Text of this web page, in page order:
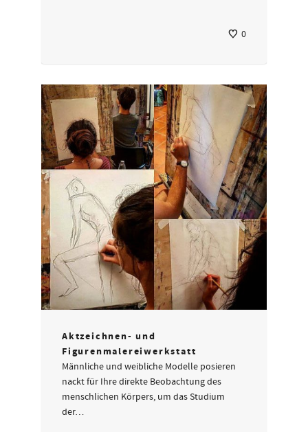
0
Aktzeichnen- und
Figurenmalereiwerkstatt
Männliche und weibliche Modelle posieren
nackt für Ihre direkte Beobachtung des
menschlichen Körpers, um das Studium
der…